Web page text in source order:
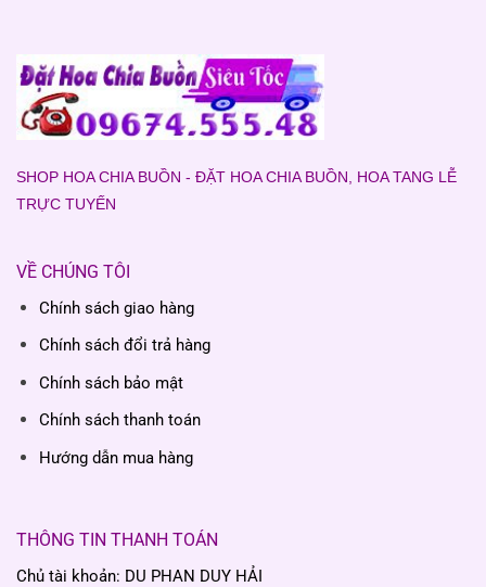
SHOP HOA CHIA BUỒN - ĐẶT HOA CHIA BUỒN, HOA TANG LỄ
TRỰC TUYẾN
VỀ CHÚNG TÔI
Chính sách giao hàng
Chính sách đổi trả hàng
Chính sách bảo mật
Chính sách thanh toán
Hướng dẫn mua hàng
THÔNG TIN THANH TOÁN
Chủ tài khoản: DU PHAN DUY HẢI